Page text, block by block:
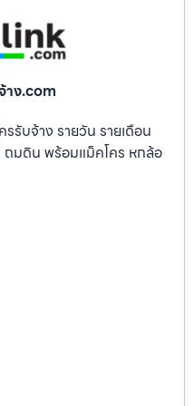
าง.com
รับจ้าง รายวัน รายเดือน
มดิน พร้อมแม็คโคร หกล้อ